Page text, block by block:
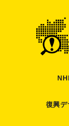
復興